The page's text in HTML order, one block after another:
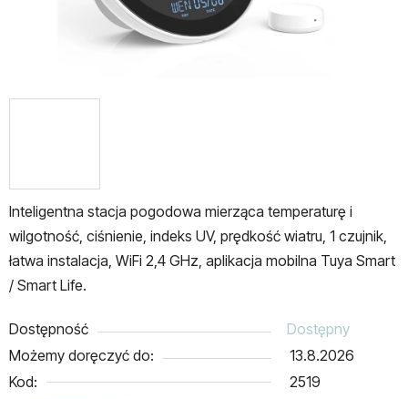
Inteligentna stacja pogodowa mierząca temperaturę i
wilgotność, ciśnienie, indeks UV, prędkość wiatru, 1 czujnik,
łatwa instalacja, WiFi 2,4 GHz, aplikacja mobilna Tuya Smart
/ Smart Life.
Dostępność
Dostępny
Możemy doręczyć do:
13.8.2026
Kod:
2519